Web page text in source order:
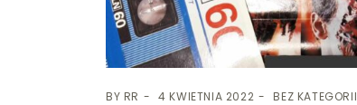
BY RR 4 KWIETNIA 2022 BEZ KATEGORII